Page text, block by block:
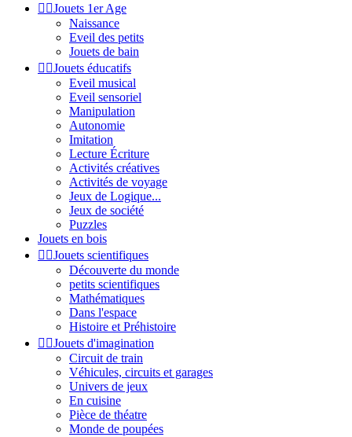
 Jouets 1er Age
Naissance
Eveil des petits
Jouets de bain
 Jouets éducatifs
Eveil musical
Eveil sensoriel
Manipulation
Autonomie
Imitation
Lecture Écriture
Activités créatives
Activités de voyage
Jeux de Logique...
Jeux de société
Puzzles
Jouets en bois
 Jouets scientifiques
Découverte du monde
petits scientifiques
Mathématiques
Dans l'espace
Histoire et Préhistoire
 Jouets d'imagination
Circuit de train
Véhicules, circuits et garages
Univers de jeux
En cuisine
Pièce de théatre
Monde de poupées